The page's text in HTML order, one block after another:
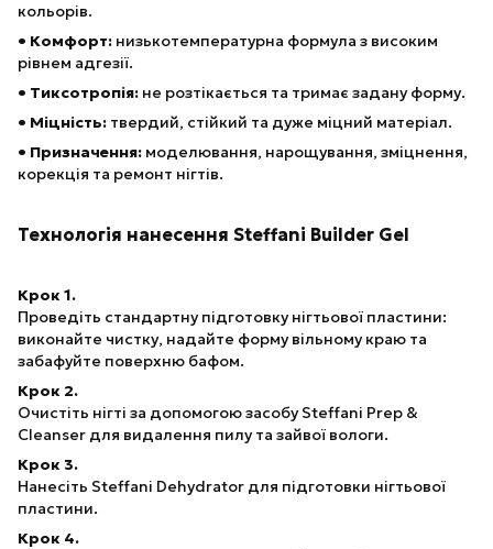
кольорів.
• Комфорт: низькотемпературна формула з високим
рівнем адгезії.
• Тиксотропія: не розтікається та тримає задану форму.
• Міцність: твердий, стійкий та дуже міцний матеріал.
• Призначення: моделювання, нарощування, зміцнення,
корекція та ремонт нігтів.
Технологія нанесення Steffani Builder Gel
Крок 1.
Проведіть стандартну підготовку нігтьової пластини:
виконайте чистку, надайте форму вільному краю та
забафуйте поверхню бафом.
Крок 2.
Очистіть нігті за допомогою засобу Steffani Prep &
Cleanser для видалення пилу та зайвої вологи.
Крок 3.
Нанесіть Steffani Dehydrator для підготовки нігтьової
пластини.
Крок 4.